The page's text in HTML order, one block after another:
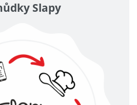
Slapy